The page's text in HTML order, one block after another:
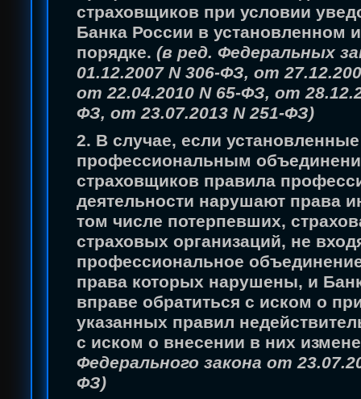
страховщиков при условии
Банка России в установленном
порядке. (в ред. Федеральных
01.12.2007 N 306-ФЗ, от
от 22.04.2010 N 65-ФЗ, от
ФЗ, от 23.07.2013 N 251-ФЗ)
2. В случае, если установленные
профессиональным
страховщиков правила
деятельности нарушают права
том числе потерпевших,
страховых организаций, не
профессиональное
права которых нарушены, и
вправе обратиться с иском о
указанных правил
с иском о внесении в них
Федерального закона от
ФЗ)